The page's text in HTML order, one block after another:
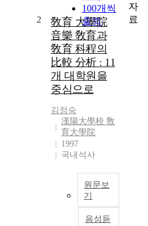
100개씩
출력
2
敎育 大學院
音樂 敎育과
敎育 科程의
比較 分析 : 11
개 대학원을
중심으로
김정숙
漢陽大學校 敎
育大學院
1997
국내석사
원문보
기
음성듣
자
료